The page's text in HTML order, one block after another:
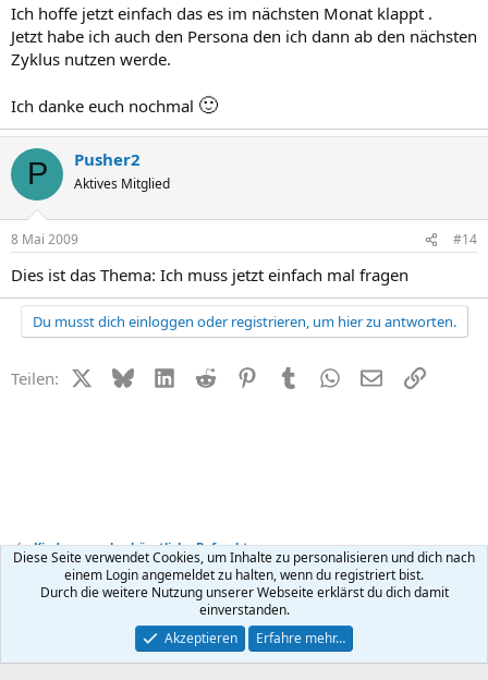
Ich hoffe jetzt einfach das es im nächsten Monat klappt .
Jetzt habe ich auch den Persona den ich dann ab den nächsten
Zyklus nutzen werde.
Ich danke euch nochmal 🙂
P Pusher2
Aktives Mitglied
8 Mai 2009 #14
Dies ist das Thema: Ich muss jetzt einfach mal fragen
Du musst dich einloggen oder registrieren, um hier zu antworten.
Teilen: X (Twitter)
BlueskyLinkedIn
Reddit PinterestTumblr WhatsApp
E-MailLink
Kinderwunsch + künstliche Befruchtung
Kontakt Nutzungsbedingungen Datenschutz Hilfe
R
Community platform by XenForo ® © 2010-2026 XenForo Ltd.
Diese Seite verwendet Cookies, um Inhalte zu personalisieren und dich nach
einem Login angemeldet zu halten, wenn du registriert bist.
Durch die weitere Nutzung unserer Webseite erklärst du dich damit
einverstanden.
Akzeptieren
Erfahre mehr…